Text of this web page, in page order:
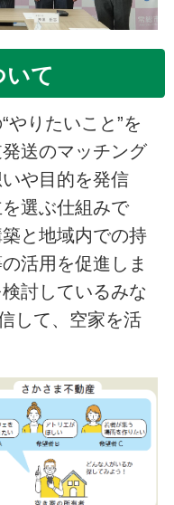
いて
やりたいこと”を
送のマッチング
や目的を発信
選ぶ仕組みで
と地域内での持
活用を促進しま
討しているみな
して、空家を活